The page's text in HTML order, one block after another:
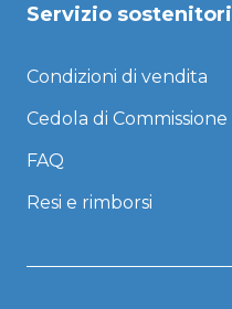
Servizio sostenitori
Condizioni di vendita
Cedola di Commissione
FAQ
Resi e rimborsi